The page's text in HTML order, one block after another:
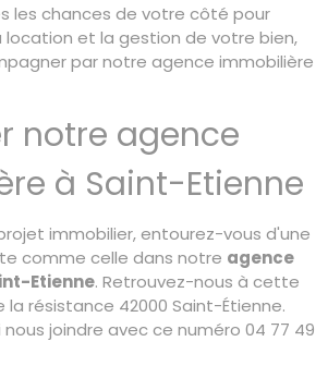
les chances de votre côté pour
location et la gestion de votre bien,
par notre agence immobilière
notre agence
à Saint-Etienne
immobilier, entourez-vous d'une
comme celle dans notre agence
int-Etienne. Retrouvez-nous à cette
la résistance 42000 Saint-Étienne.
joindre avec ce numéro 04 77 49